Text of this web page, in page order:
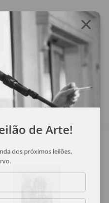
de Arte!
dos próximos leilões,